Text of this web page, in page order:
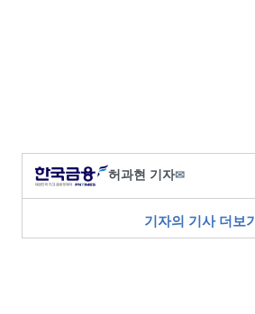
허과현 기자✉
기자의 기사 더보기